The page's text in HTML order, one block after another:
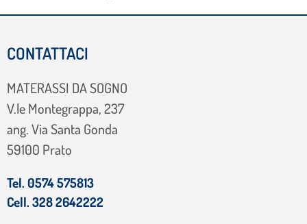
CONTATTACI
MATERASSI DA SOGNO
V.le Montegrappa, 237
ang. Via Santa Gonda
59100 Prato
Tel. 0574 575813
Cell. 328 2642222